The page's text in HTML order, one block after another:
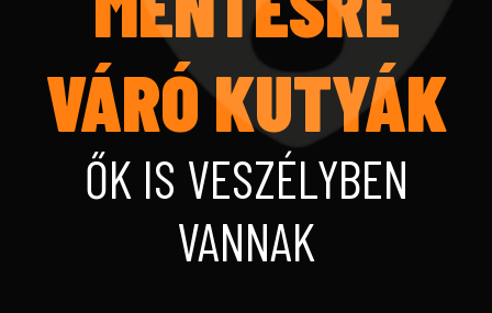
VÁRÓ KUTYÁK
ŐK IS VESZÉLYBEN
VANNAK